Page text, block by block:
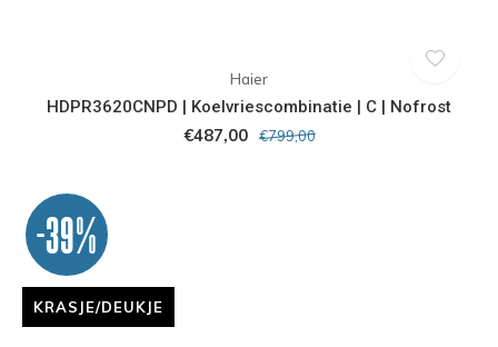
Haier
HDPR3620CNPD | Koelvriescombinatie | C | Nofrost
€487,00 €799,00
-39%
KRASJE/DEUKJE